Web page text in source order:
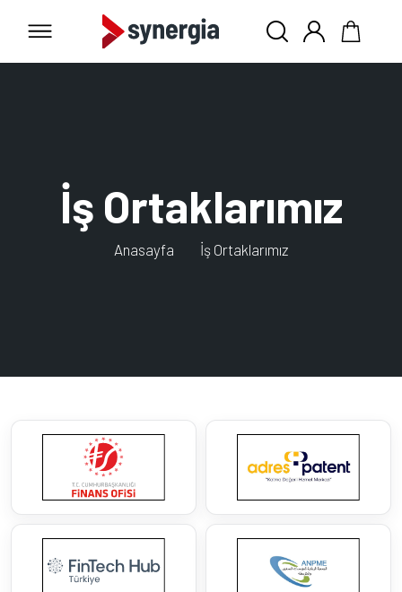
İş Ortaklarımız
Anasayfa İş Ortaklarımız